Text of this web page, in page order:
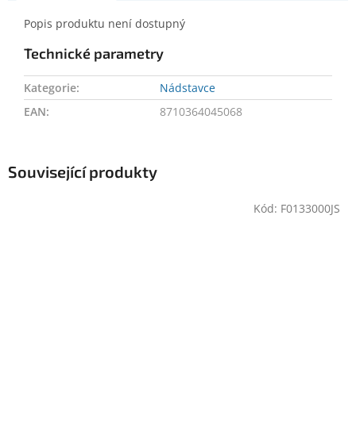
Související produkty
Kód: F0133000JS
Popis produktu není dostupný
Technické parametry
Kategorie:
Nádstavce
EAN: 8710364045068